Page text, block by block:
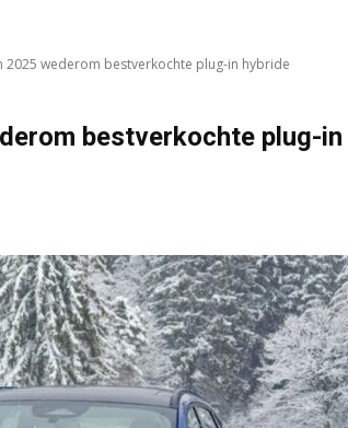
2025 wederom bestverkochte plug-in hybride
bestverkochte plug-in